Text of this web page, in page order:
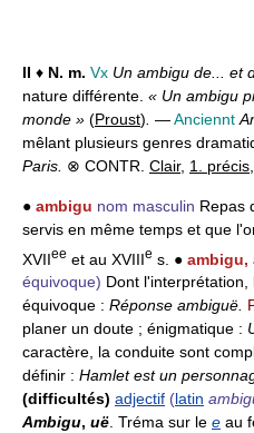
II ♦ N. m. Vx Un ambigu de... et
nature différente. « Un ambigu
monde » (Proust) —Anciennt
mêlant plusieurs genres
Paris. ⊗ CONTR. Clair, 1. précis
● ambigu nom masculin Repas
servis en même temps et que
XVIIee et au XVIIIe s. ● ambigu,
équivoque) Dont
équivoque : Réponse ambiguë.
planer un doute ; énigmatique :
caractère, la conduite sont
définir : Hamlet est un
(difficultés) adjectif (latin
Ambigu, uë. Tréma sur le e au